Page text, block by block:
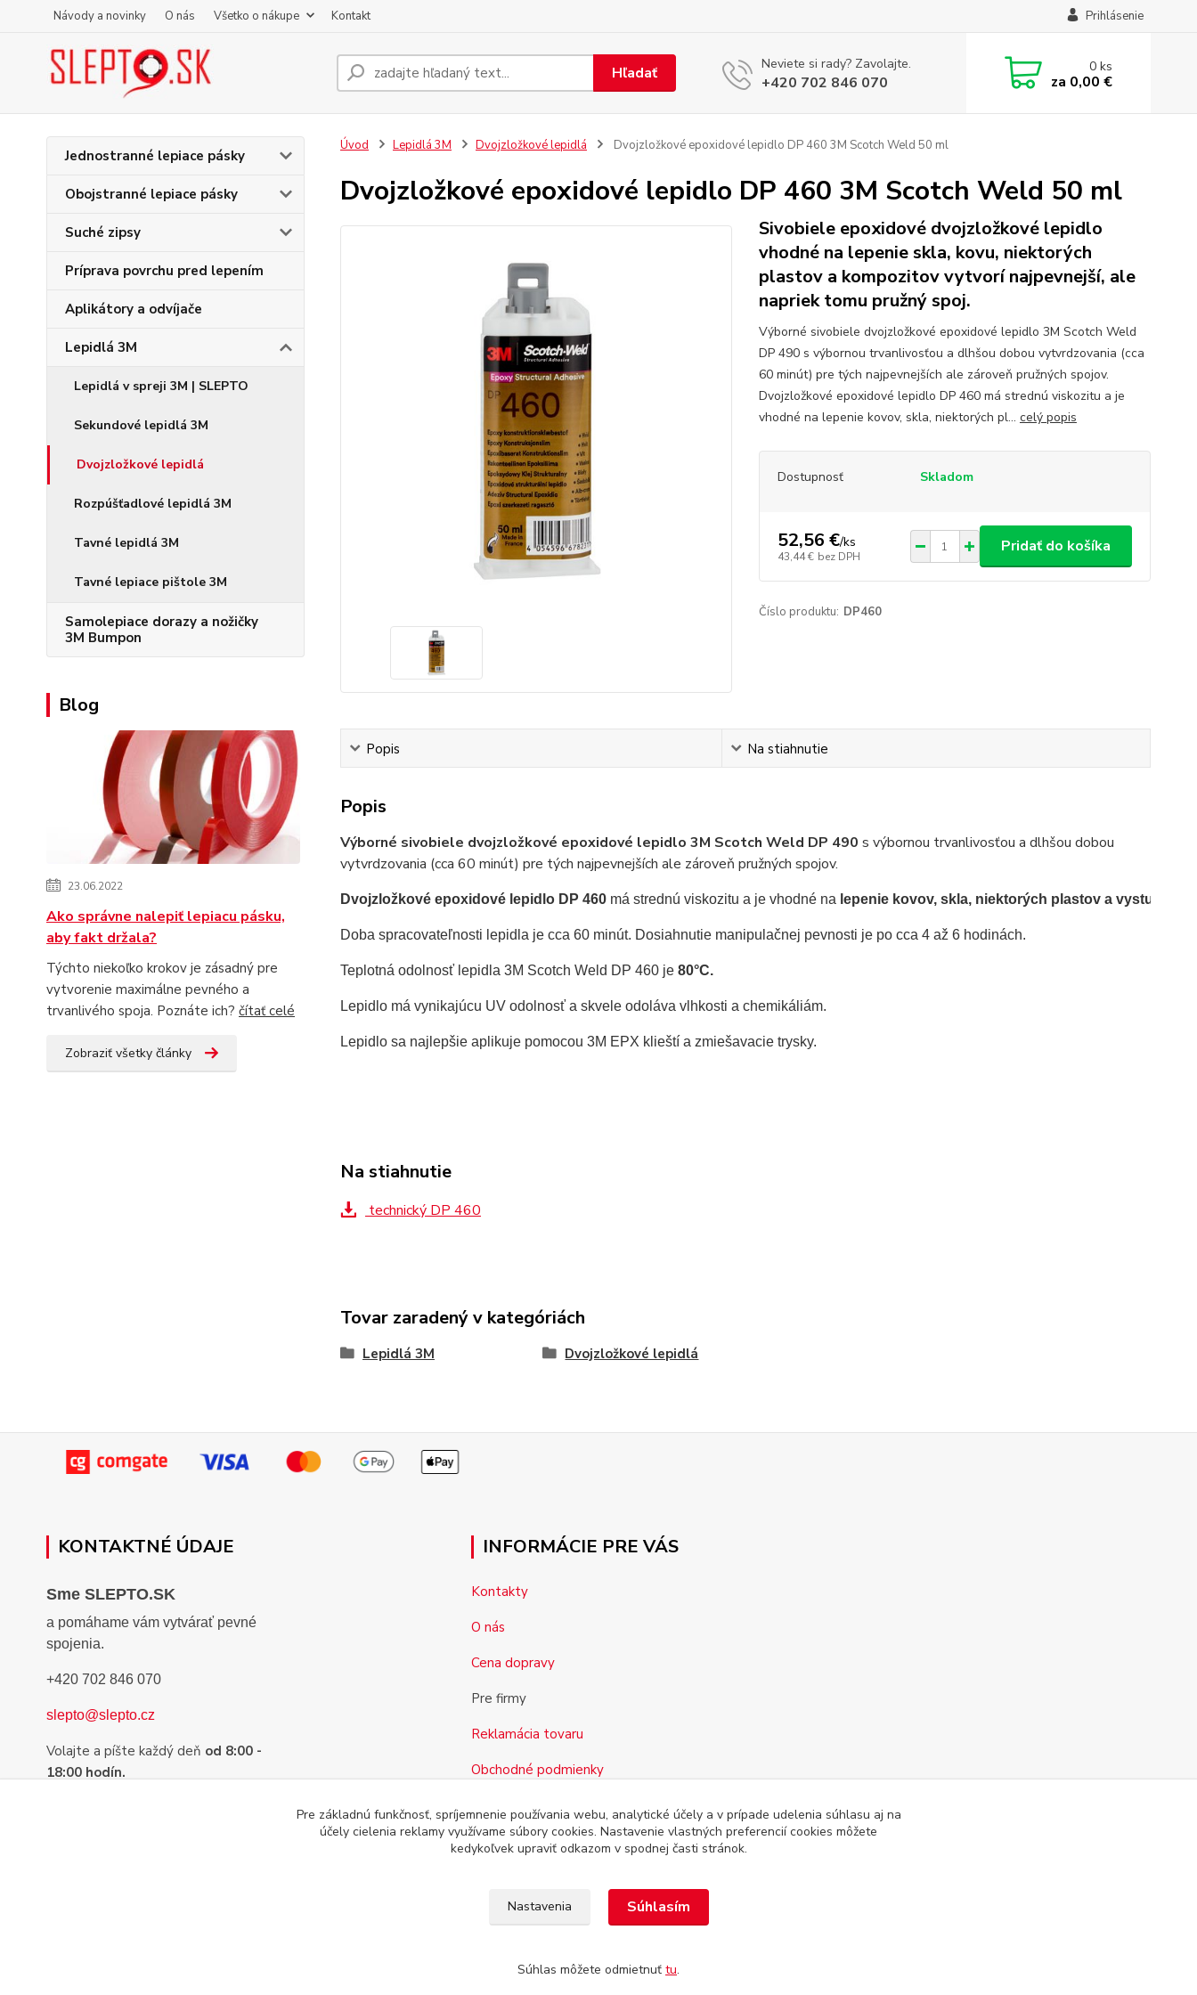
Návody a novinky O nás Všetko o nákupe Kontakt Prihlásenie
Hľadať Neviete si rady? Zavolajte.
+420 702 846 070
0ks
za 0,00 €
Jednostranné lepiace pásky
Obojstranné lepiace pásky
Suché zipsy
Príprava povrchu pred lepením
Aplikátory a odvíjače
Lepidlá 3M
Lepidlá v spreji 3M | SLEPTO
Sekundové lepidlá 3M
Dvojzložkové lepidlá
Rozpúšťadlové lepidlá 3M
Tavné lepidlá 3M
Tavné lepiace pištole 3M
Samolepiace dorazy a nožičky
3M Bumpon
Blog
23.06.2022
Ako správne nalepiť lepiacu pásku,
aby fakt držala?
Týchto niekoľko krokov je zásadný pre
vytvorenie maximálne pevného a
trvanlivého spoja. Poznáte ich? čítať celé
Zobraziť všetky články
Úvod Lepidlá 3M Dvojzložkové lepidlá Dvojzložkové epoxidové lepidlo DP 460 3M Scotch Weld 50 ml
Dvojzložkové epoxidové lepidlo DP 460 3M Scotch Weld 50 ml
Sivobiele epoxidové dvojzložkové lepidlo
vhodné na lepenie skla, kovu, niektorých
plastov a kompozitov vytvorí najpevnejší, ale
napriek tomu pružný spoj.
Výborné sivobiele dvojzložkové epoxidové lepidlo 3M Scotch Weld
DP 490 s výbornou trvanlivosťou a dlhšou dobou vytvrdzovania (cca
60 minút) pre tých najpevnejších ale zároveň pružných spojov.
Dvojzložkové epoxidové lepidlo DP 460 má strednú viskozitu a je
vhodné na lepenie kovov, skla, niektorých pl... celý popis
Dostupnosť Skladom
52,56 €/ks
43,44 € bez DPH
Pridať do košíka
Číslo produktu: DP460
Popis Na stiahnutie
Popis
Výborné sivobiele dvojzložkové epoxidové lepidlo 3M Scotch Weld DP 490 s výbornou trvanlivosťou a dlhšou dobou
vytvrdzovania (cca 60 minút) pre tých najpevnejších ale zároveň pružných spojov.
Dvojzložkové epoxidové lepidlo DP 460 má strednú viskozitu a je vhodné na lepenie kovov, skla, niektorých plastov a
Doba spracovateľnosti lepidla je cca 60 minút. Dosiahnutie manipulačnej pevnosti je po cca 4 až 6 hodinách.
Teplotná odolnosť lepidla 3M Scotch Weld DP 460 je 80°C.
Lepidlo má vynikajúcu UV odolnosť a skvele odoláva vlhkosti a chemikáliám.
Lepidlo sa najlepšie aplikuje pomocou 3M EPX klieští a zmiešavacie trysky.
Na stiahnutie
technický DP 460
Tovar zaradený v kategóriách
Lepidlá 3M Dvojzložkové lepidlá
KONTAKTNÉ ÚDAJE
Sme SLEPTO.SK
a pomáhame vám vytvárať pevné
spojenia.
+420 702 846 070
slepto@slepto.cz
Volajte a píšte každý deň od 8:00 -
18:00 hodín.
INFORMÁCIE PRE VÁS
Kontakty
O nás
Cena dopravy
Pre firmy
Reklamácia tovaru
Obchodné podmienky
Pre základnú funkčnosť, spríjemnenie používania webu, analytické účely a v prípade udelenia súhlasu aj na
účely cielenia reklamy využívame súbory cookies. Nastavenie vlastných preferencií cookies môžete
kedykoľvek upraviť odkazom v spodnej časti stránok.
Nastavenia Súhlasím
Súhlas môžete odmietnuť tu.